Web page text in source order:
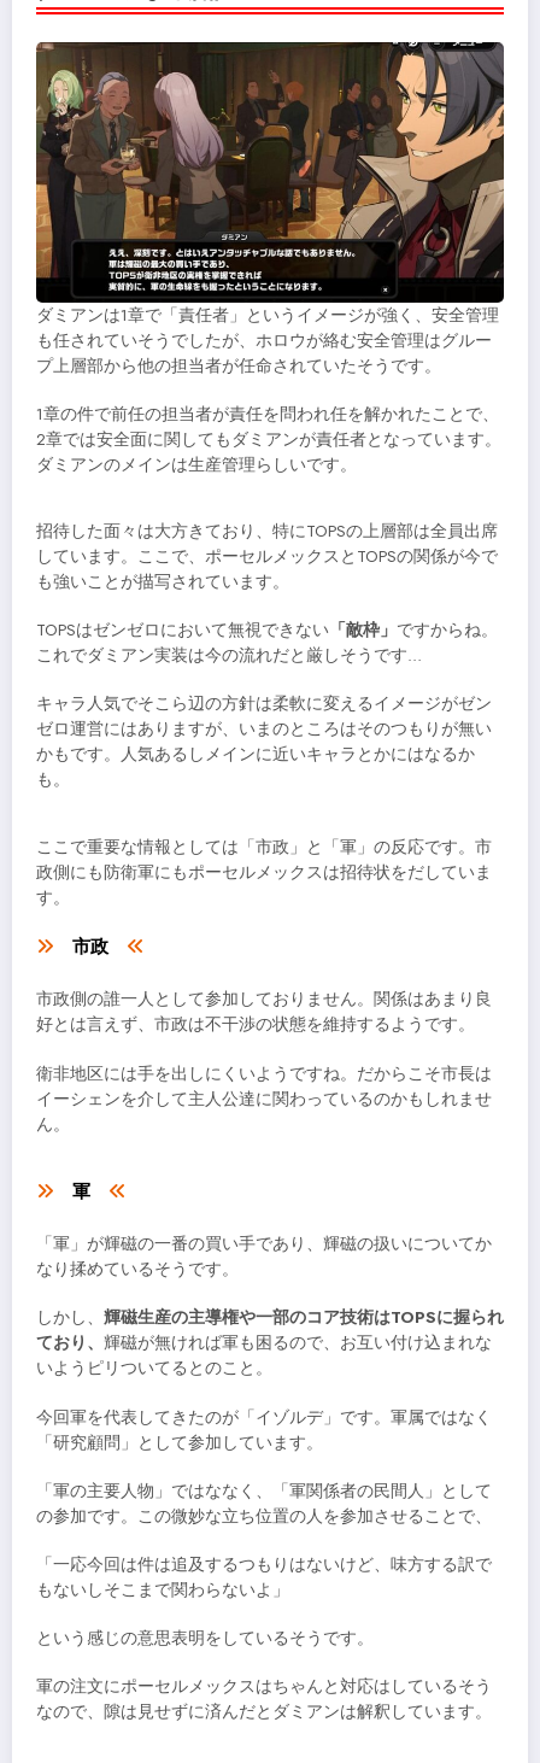
ダミアンは1章で「責任者」というイメージが強く、安全管理
も任されていそうでしたが、ホロウが絡む安全管理はグルー
プ上層部から他の担当者が任命されていたそうです。
1章の件で前任の担当者が責任を問われ任を解かれたことで、
2章では安全面に関してもダミアンが責任者となっています。
ダミアンのメインは生産管理らしいです。
招待した面々は大方きており、特にTOPSの上層部は全員出席
しています。ここで、ポーセルメックスとTOPSの関係が今で
も強いことが描写されています。
TOPSはゼンゼロにおいて無視できない 「敵枠」 ですからね。
これでダミアン実装は今の流れだと厳しそうです…
キャラ人気でそこら辺の方針は柔軟に変えるイメージがゼン
ゼロ運営にはありますが、いまのところはそのつもりが無い
かもです。人気あるしメインに近いキャラとかにはなるか
も。
ここで重要な情報としては「市政」と「軍」の反応です。市
政側にも防衛軍にもポーセルメックスは招待状をだしていま
す。
市政
市政側の誰一人として参加しておりません。関係はあまり良
好とは言えず、市政は不干渉の状態を維持するようです。
衛非地区には手を出しにくいようですね。だからこそ市長は
イーシェンを介して主人公達に関わっているのかもしれませ
ん。
軍
「軍」が輝磁の一番の買い手であり、輝磁の扱いについてか
なり揉めているそうです。
しかし、 輝磁生産の主導権や一部のコア技術はTOPSに握られ
ており、 輝磁が無ければ軍も困るので、お互い付け込まれな
いようピリついてるとのこと。
今回軍を代表してきたのが「イゾルデ」です。軍属ではなく
「研究顧問」として参加しています。
「軍の主要人物」ではななく、「軍関係者の民間人」として
の参加です。この微妙な立ち位置の人を参加させることで、
「一応今回は件は追及するつもりはないけど、味方する訳で
もないしそこまで関わらないよ」
という感じの意思表明をしているそうです。
軍の注文にポーセルメックスはちゃんと対応はしているそう
なので、隙は見せずに済んだとダミアンは解釈しています。